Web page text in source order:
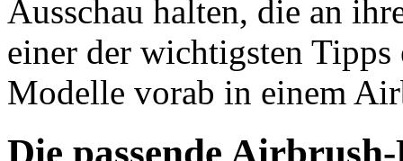
Ausschau halten, die an
einer der wichtigsten
Modelle vorab in einem
Die passende